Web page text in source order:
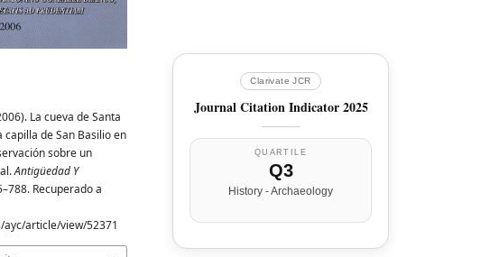
La cueva de Santa
capilla de San Basilio en
sobre un
Antigüedad Y
Recuperado a
article/view/52371
Clarivate JCR
Journal Citation Indicator 2025
QUARTILE
Q3
History - Archaeology